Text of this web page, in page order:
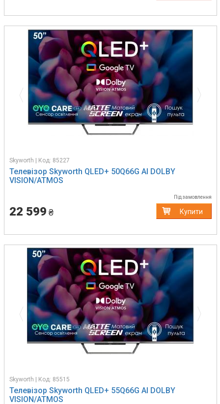
Previous
Skyworth | Код: 85227
Телевізор Skyworth QLED+ 50Q66G AI DOLBY
VISION/ATMOS
Під замовлення
22 599 ₴ Купити
Previous
Skyworth | Код: 85515
Телевізор Skyworth QLED+ 55Q66G AI DOLBY
VISION/ATMOS